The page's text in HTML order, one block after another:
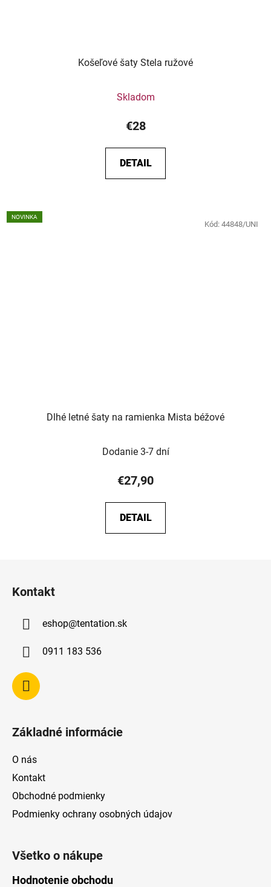
Košeľové šaty Stela ružové
Skladom
€28
DETAIL
NOVINKA
Dlhé letné šaty na ramienka Mista béžové
Dodanie 3-7 dní
€27,90
DETAIL
Kód: 44848/UNI
Kontakt
eshop@tentation.sk
0911 183 536
Základné informácie
O nás
Kontakt
Obchodné podmienky
Podmienky ochrany osobných údajov
Všetko o nákupe
Hodnotenie obchodu